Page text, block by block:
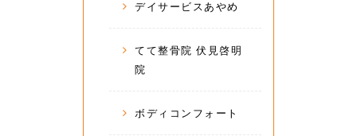
デイサービスあやめ
てて整骨院 伏見啓明
院
ボディコンフォート